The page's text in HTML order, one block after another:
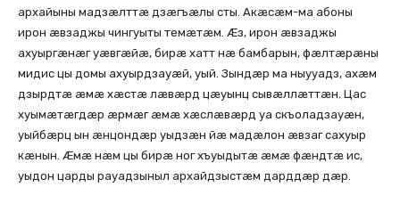
архайыны мадзæлттæ дзæгъæлы сты. Акæсæм-ма абоны
ирон æвзаджы чингуыты темæтæм. Æз, ирон æвзаджы
ахуыргæнæг уæвгæйæ, бирæ хатт нæ бамбарын, фæлтæрæны
мидис цы домы ахуырдзауæй, уый. Зындæр ма ныууадз, ахæм
дзырдтæ æмæ хæстæ лæвæрд цæуынц сывæллæттæн. Цас
хуымæтæгдæр æрмæг æмæ хæслæвæрд уа скъоладзауæн,
уыйбæрц ын æнцондæр уыдзæн йæ мадæлон æвзаг сахуыр
кæнын. Æмæ нæм цы бирæ ног хъуыдытæ æмæ фæндтæ ис,
уыдон царды рауадзыныл архайдзыстæм дарддæр дæр.